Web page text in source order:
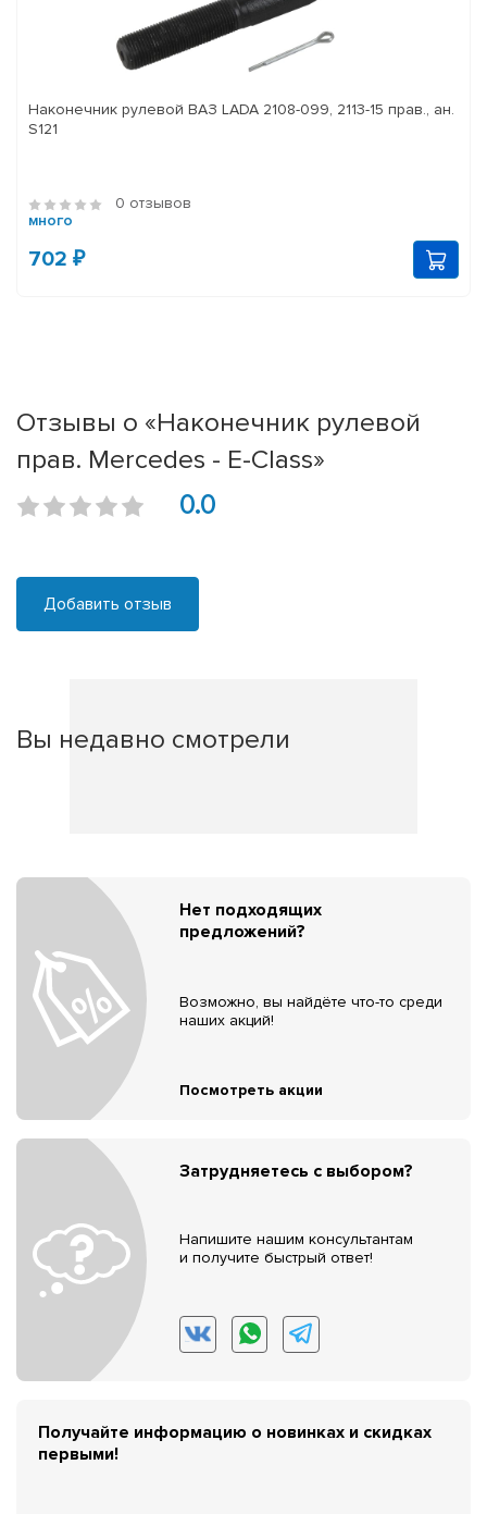
Наконечник рулевой ВАЗ LADA 2108-099, 2113-15 прав., ан.
S121
0 отзывов
много
702 ₽
Отзывы о «Наконечник рулевой
прав. Mercedes - E-Class»
0.0
Добавить отзыв
Вы недавно смотрели
Нет подходящих
предложений?
Возможно, вы найдёте что-то среди
наших акций!
Посмотреть акции
Затрудняетесь с выбором?
Напишите нашим консультантам
и получите быстрый ответ!
Получайте информацию о новинках и скидках
первыми!